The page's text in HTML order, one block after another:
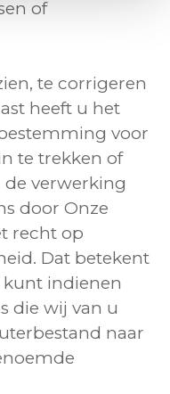
of
te corrigeren
heeft u het
voor
te trekken of
verwerking
door Onze
recht op
Dat betekent
kunt indienen
die wij van u
naar